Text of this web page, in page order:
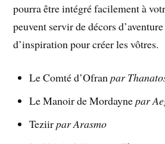
pourra être intégré facilement à
peuvent servir de décors
d’inspiration pour créer les vôtres.
Le Comté d’Ofranpar
Le Manoir de Mordaynepar
Teziirpar Arasmo